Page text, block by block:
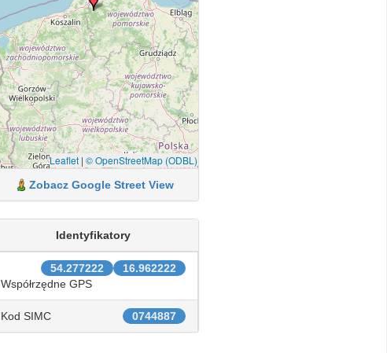
Leaflet| © OpenStreetMap (ODBL)
Zobacz Google Street View
Identyfikatory
16.962222
54.277222
Współrzędne GPS
0744887
Kod SIMC